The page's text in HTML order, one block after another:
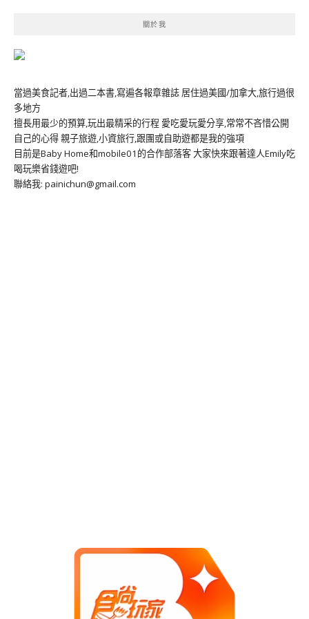
關於我
當過美食記者,出過二本書,寫遍各報章雜誌 居住過美國/加拿大,旅行過很
多地方
擅長用最少的預算,玩出最精采的行程 愛吃愛玩愛分享,常常不吝惜公開
自己的心得 親子旅遊,小資旅行,跟團或自助遊都是我的強項
目前是Baby Home和mobile01的合作部落客 大家快來跟著達人Emily吃
喝玩樂省錢遊吧!
聯絡我: painichun@gmail.com